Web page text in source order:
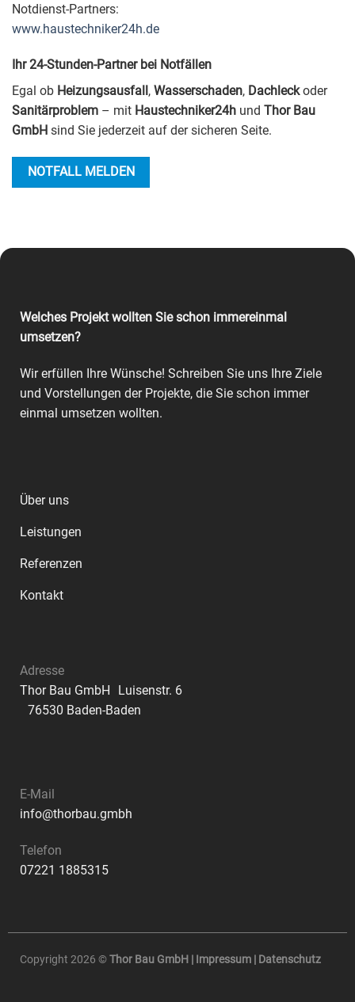
Notdienst-Partners:
www.haustechniker24h.de
Ihr 24-Stunden-Partner bei Notfällen
Egal ob Heizungsausfall , Wasserschaden, Dachleckoder
Sanitärproblem – mit Haustechniker24h und Thor Bau
GmbH sind Sie jederzeit auf der sicheren Seite.
NOTFALL MELDEN
Welches Projekt wollten Sie schon immereinmal
umsetzen?
Wir erfüllen Ihre Wünsche! Schreiben Sie uns Ihre Ziele
und Vorstellungen der Projekte, die Sie schon immer
einmal umsetzen wollten.
Über uns
Leistungen
Referenzen
Kontakt
Adresse
Thor Bau GmbH Luisenstr. 6
76530 Baden-Baden
E-Mail
info@thorbau.gmbh
Telefon
07221 1885315
Copyright 2026 ©Thor Bau GmbH | Impressum | Datenschutz